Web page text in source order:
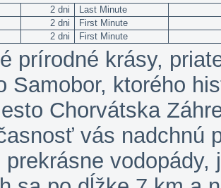
2 dni
Last Minute
2 dni
First Minute
2 dni First Minute
prírodné krásy,
Samobor, ktorého
Chorvátska
vás nadchnú
prekrásne